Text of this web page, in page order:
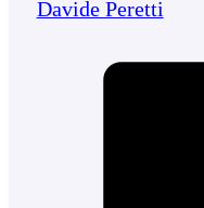
Davide Peretti